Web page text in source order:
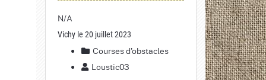
N/A
Vichy le 20 juillet 2023
Courses d'obstacles
Loustic03